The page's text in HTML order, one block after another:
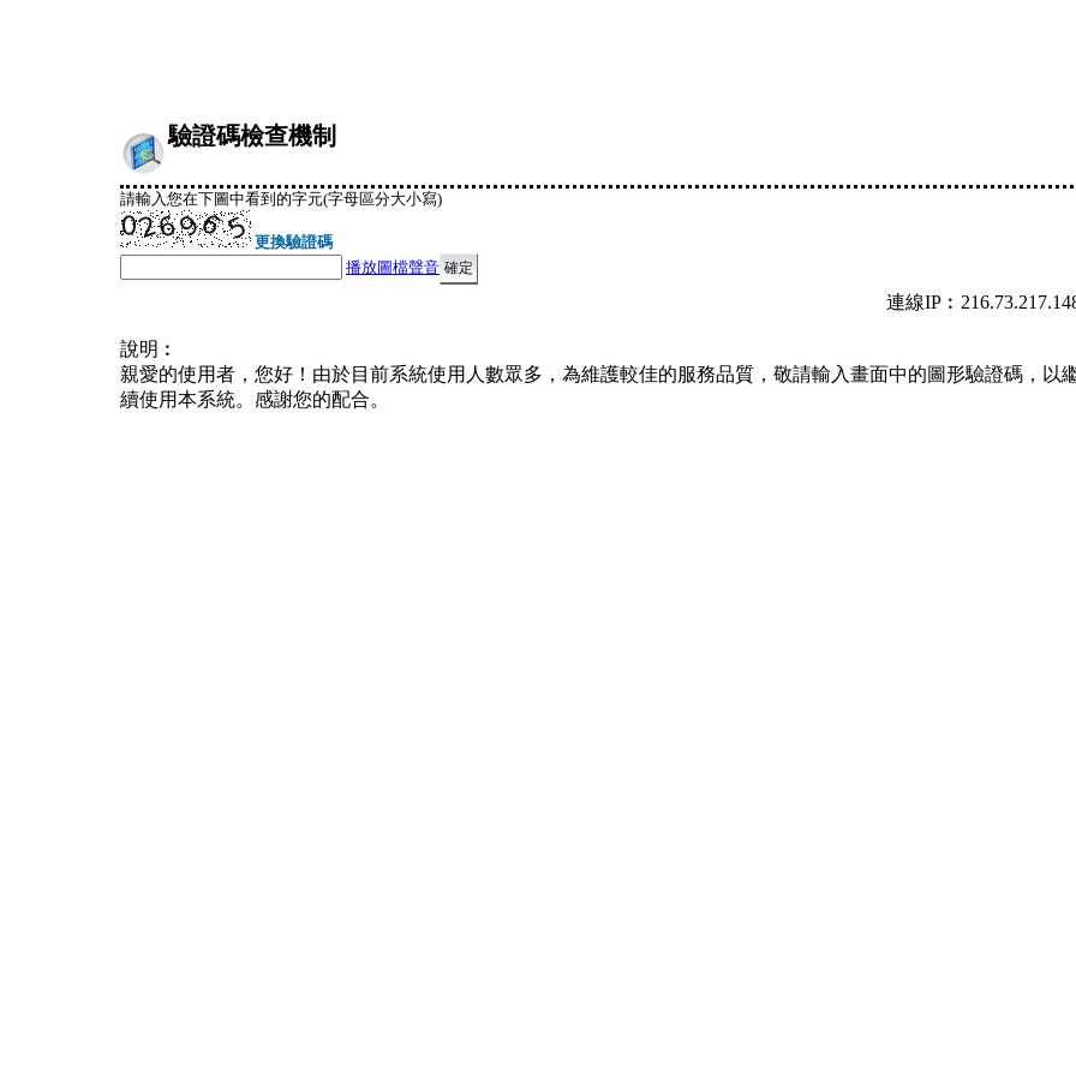
驗證碼檢查機制
請輸入您在下圖中看到的字元(字母區分大小寫)
更換驗證碼
播放圖檔聲音
連線
說明︰
親愛的使用者，您好！由於目前系統使用人數眾多，為維護較佳的服務品質，敬請輸入畫面中的圖形驗證碼，以
續使用本系統。感謝您的配合。